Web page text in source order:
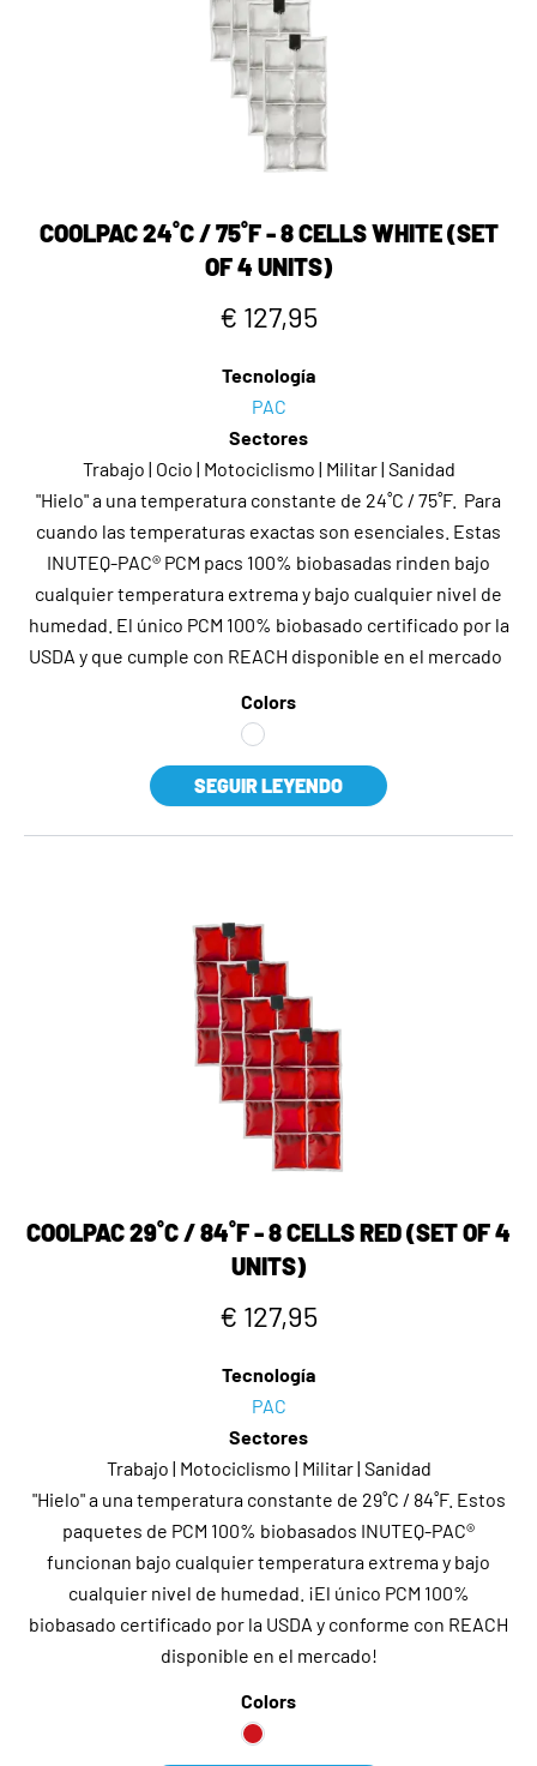
COOLPAC 24˚C / 75˚F - 8 CELLS WHITE (SET
OF 4 UNITS)
€ 127,95
Tecnología
PAC
Sectores
Trabajo | Ocio | Motociclismo | Militar | Sanidad
"Hielo" a una temperatura constante de 24˚C / 75˚F. Para
cuando las temperaturas exactas son esenciales. Estas
INUTEQ-PAC® PCM pacs 100% biobasadas rinden bajo
cualquier temperatura extrema y bajo cualquier nivel de
humedad. El único PCM 100% biobasado certificado por la
USDA y que cumple con REACH disponible en el mercado
Colors
SEGUIR LEYENDO
COOLPAC 29˚C / 84˚F - 8 CELLS RED (SET OF 4
UNITS)
€ 127,95
Tecnología
PAC
Sectores
Trabajo | Motociclismo | Militar | Sanidad
"Hielo" a una temperatura constante de 29˚C / 84˚F. Estos
paquetes de PCM 100% biobasados INUTEQ-PAC®
funcionan bajo cualquier temperatura extrema y bajo
cualquier nivel de humedad. ¡El único PCM 100%
biobasado certificado por la USDA y conforme con REACH
disponible en el mercado!
Colors